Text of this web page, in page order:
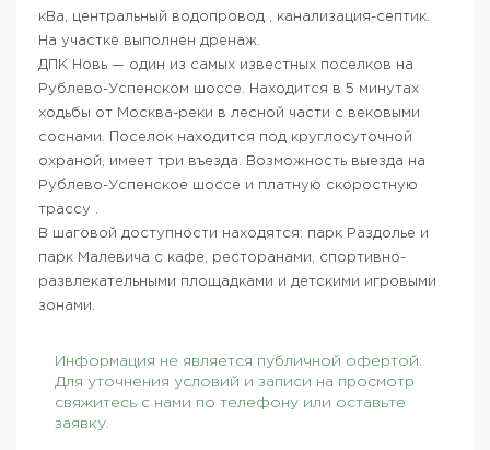
кВа, центральный водопровод , канализация-септик.
На участке выполнен дренаж.
ДПК Новь — один из самых известных поселков на
Рублево-Успенском шоссе. Находится в 5 минутах
ходьбы от Москва-реки в лесной части с вековыми
соснами. Поселок находится под круглосуточной
охраной, имеет три въезда. Возможность выезда на
Рублево-Успенское шоссе и платную скоростную
трассу .
В шаговой доступности находятся: парк Раздолье и
парк Малевича с кафе, ресторанами, спортивно-
развлекательными площадками и детскими игровыми
зонами.
Информация не является публичной офертой.
Для уточнения условий и записи на просмотр
свяжитесь с нами по телефону или оставьте
заявку.